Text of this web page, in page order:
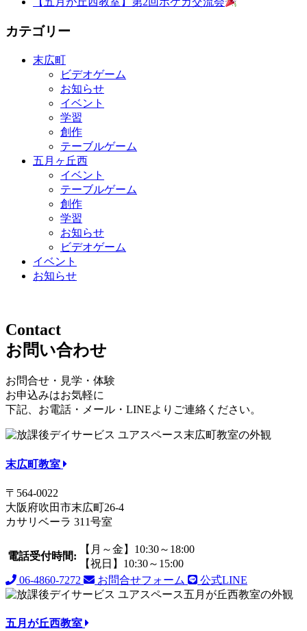
カテゴリー
末広町
ビデオゲーム
お知らせ
イベント
学習
創作
テーブルゲーム
五月ヶ丘西
イベント
テーブルゲーム
創作
学習
お知らせ
ビデオゲーム
イベント
お知らせ
Contact
お問い合わせ
お問合せ・見学・体験
お申込みはお気軽に
下記、お電話・メール・LINEよりご連絡ください。
末広町教室
〒564-0022
大阪府吹田市末広町26-4
カサリベーラ 311号室
電話受付時間:
【月～金】10:30～18:00
【祝日】10:30～15:00
06-4860-7272
お問合せフォーム 公式LINE
五月が丘西教室